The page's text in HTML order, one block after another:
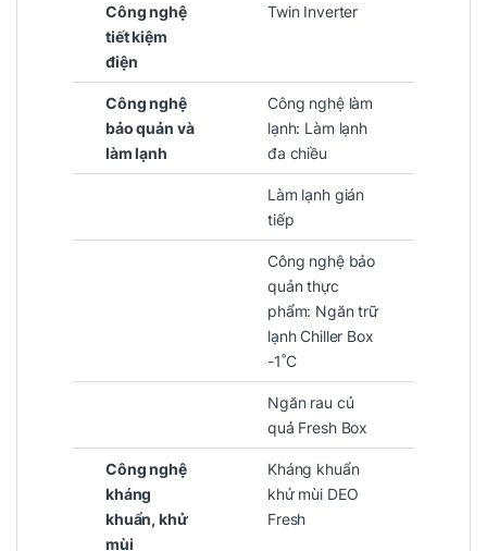
Công nghệ
tiết kiệm
điện
Twin Inverter
Công nghệ
bảo quản và
làm lạnh
Công nghệ làm
lạnh: Làm lạnh
đa chiều
Làm lạnh gián
tiếp
Công nghệ bảo
quản thực
phẩm: Ngăn trữ
lạnh Chiller Box
-1˚C
Ngăn rau củ
quả Fresh Box
Công nghệ
kháng
khuẩn, khử
mùi
Kháng khuẩn
khử mùi DEO
Fresh